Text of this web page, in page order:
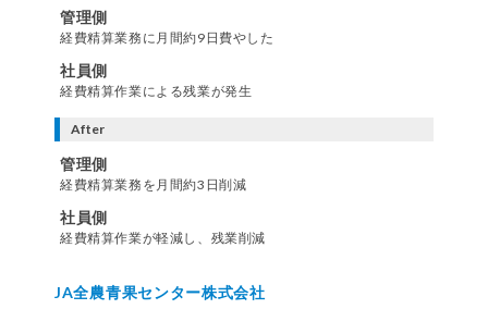
管理側
経費精算業務に月間約9日費やした
社員側
経費精算作業による残業が発生
After
管理側
経費精算業務を月間約3日削減
社員側
経費精算作業が軽減し、残業削減
JA全農青果センター株式会社